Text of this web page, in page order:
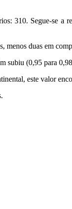
310. Segue-se
menos duas em
subiu (0,95 para
este valor